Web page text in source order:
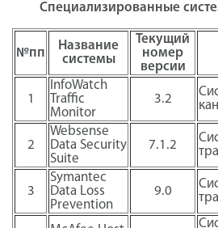
Специализированные
№пп
Название
системы
Текущий
номер
версии
1
InfoWatch
Traffic
Monitor
3.2
2
Websense
Data Security
Suite
7.1.2
3
Symantec
Data Loss
Prevention
9.0